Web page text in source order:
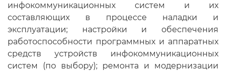
инфокоммуникационных систем и их
составляющих в процессе наладки и
эксплуатации; настройки и обеспечения
работоспособности программных и аппаратных
средств устройств инфокоммуникационных
систем (по выбору); ремонта и модернизации